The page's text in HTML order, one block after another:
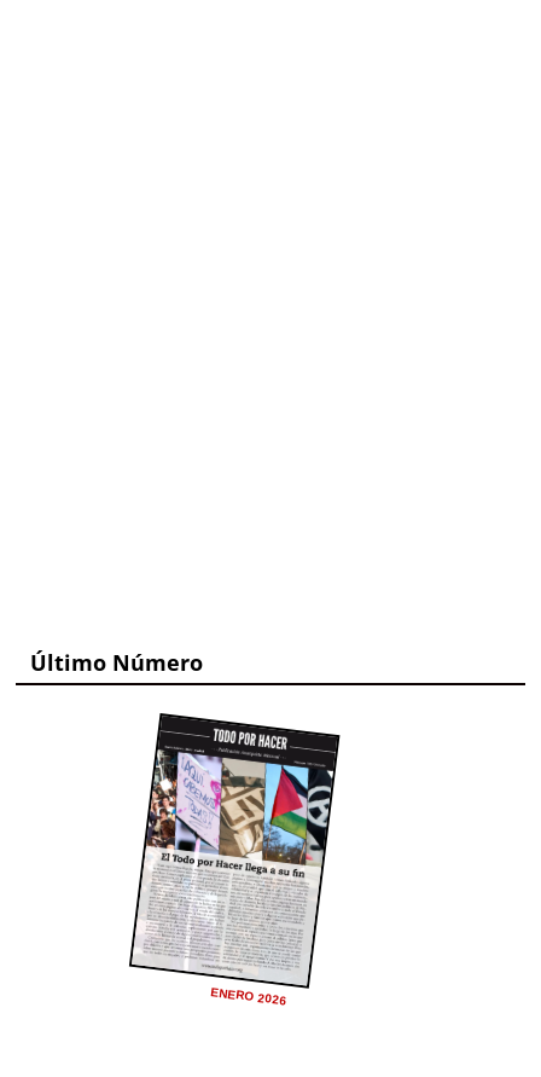
Último Número
ENERO 2026